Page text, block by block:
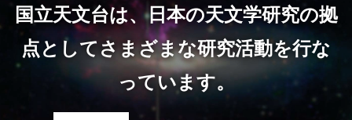
国立天文台は、日本の天文学研究の拠
点としてさまざまな研究活動を行な
っています。